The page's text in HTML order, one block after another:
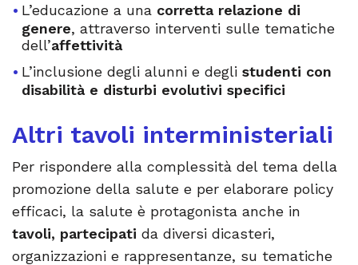
L’educazione a una corretta relazione di
genere, attraverso interventi sulle tematiche
dell’affettività
L’inclusione degli alunni e degli studenti con
disabilità e disturbi evolutivi specifici
Altri tavoli interministeriali
Per rispondere alla complessità del tema della
promozione della salute e per elaborare policy
efficaci, la salute è protagonista anche in
tavoli, partecipati da diversi dicasteri,
organizzazioni e rappresentanze, su tematiche